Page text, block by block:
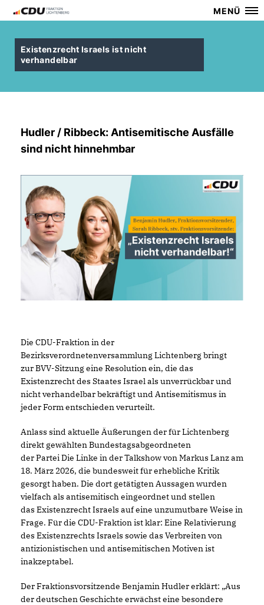
MENÜ
Existenzrecht Israels ist nicht
verhandelbar
Hudler / Ribbeck: Antisemitische Ausfälle
sind nicht hinnehmbar
Die CDU-Fraktion in der
Bezirksverordnetenversammlung Lichtenberg bringt
zur BVV-Sitzung eine Resolution ein, die das
Existenzrecht des Staates Israel als unverrückbar und
nicht verhandelbar bekräftigt und Antisemitismus in
jeder Form entschieden verurteilt.
Anlass sind aktuelle Äußerungen der für Lichtenberg
direkt gewählten Bundestagsabgeordneten
der Partei Die Linke in der Talkshow von Markus Lanz am
18. März 2026, die bundesweit für erhebliche Kritik
gesorgt haben. Die dort getätigten Aussagen wurden
vielfach als antisemitisch eingeordnet und stellen
das Existenzrecht Israels auf eine unzumutbare Weise in
Frage. Für die CDU-Fraktion ist klar: Eine Relativierung
des Existenzrechts Israels sowie das Verbreiten von
antizionistischen und antisemitischen Motiven ist
inakzeptabel.
Der Fraktionsvorsitzende Benjamin Hudler erklärt: „Aus
der deutschen Geschichte erwächst eine besondere